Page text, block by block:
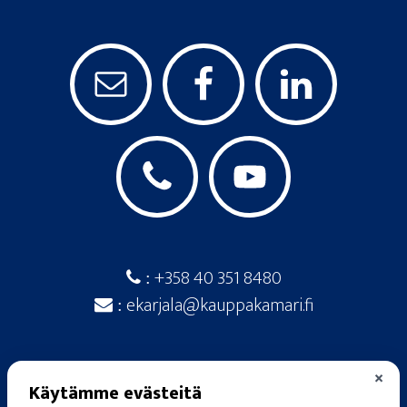
: +358 40 351 8480
: ekarjala@kauppakamari.fi
×
Käytämme evästeitä